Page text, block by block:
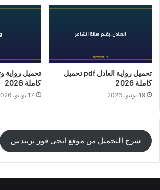
تحميل رواية العادل pdf تحميل
كاملة 2026
19 يونيو، 2026
كاملة 2026
17 يونيو، 2026
شرح التحميل من موقع ايجي فور تريندس